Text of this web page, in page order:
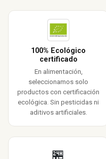
100% Ecológico
certificado
En alimentación,
seleccionamos solo
productos con certificación
ecológica. Sin pesticidas ni
aditivos artificiales.
🏪